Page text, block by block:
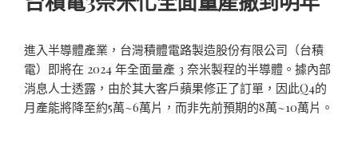
進入半導體產業，台灣積體電路製造股份有限公司（台積
電）即將在 2024 年全面量產 3 奈米製程的半導體。據內部
消息人士透露，由於其大客戶蘋果修正了訂單，因此Q4的
月產能將降至約5萬~6萬片，而非先前預期的8萬~10萬片。